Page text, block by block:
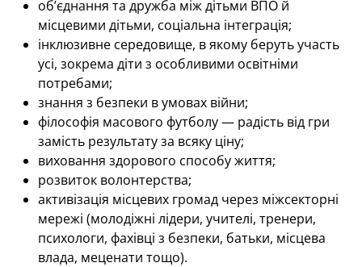
об’єднання та дружба між дітьми ВПО й
місцевими дітьми, соціальна інтеграція;
інклюзивне середовище, в якому беруть участь
усі, зокрема діти з особливими освітніми
потребами;
знання з безпеки в умовах війни;
філософія масового футболу — радість від гри
замість результату за всяку ціну;
виховання здорового способу життя;
розвиток волонтерства;
активізація місцевих громад через міжсекторні
мережі (молодіжні лідери, учителі, тренери,
психологи, фахівці з безпеки, батьки, місцева
влада, меценати тощо).